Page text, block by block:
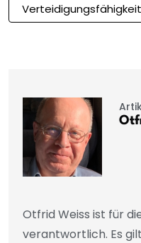
Verteidigungsfähigkeit
Otfrid Weiss ist für
verantwortlich. Es